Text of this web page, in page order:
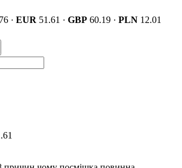
· EUR 51.61 · GBP 60.19 · PLN 12.01